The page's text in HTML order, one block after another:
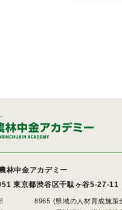
林中金アカデミー
東京都渋谷区千駄ヶ谷5-27-11
8965 (県域の人材育成施策